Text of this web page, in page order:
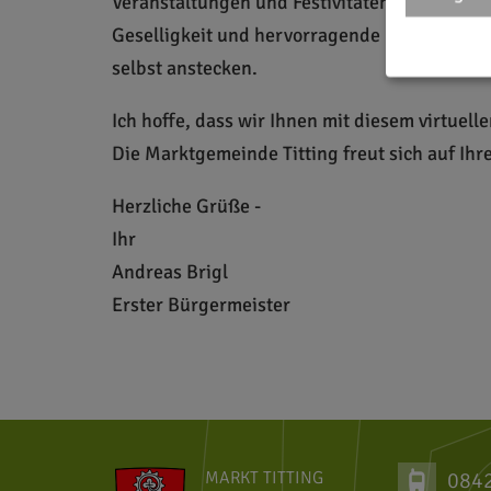
Geselligkeit und hervorragende Kulinarik
selbst anstecken.
Ich hoffe, dass wir Ihnen mit diesem
Die Marktgemeinde Titting freut sich auf
Herzliche Grüße -
Ihr
Andreas Brigl
Erster Bürgermeister
MARKT TITTING